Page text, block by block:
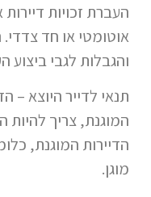
העברת זכויות
אוטומטי או חד
והגבלות לגבי ביצוע
תנאי לדייר היוצא –
המוגנת, צריך להיות
הדיירות המוגנת,
מוגן.